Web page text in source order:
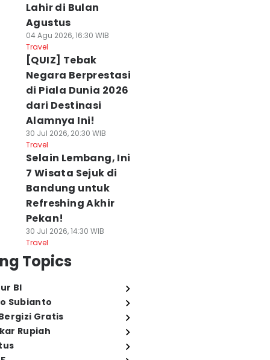
Lahir di Bulan
Agustus
04 Agu 2026, 16:30 WIB
Travel
[QUIZ] Tebak
Negara Berprestasi
di Piala Dunia 2026
dari Destinasi
Alamnya Ini!
30 Jul 2026, 20:30 WIB
Travel
Selain Lembang, Ini
7 Wisata Sejuk di
Bandung untuk
Refreshing Akhir
Pekan!
30 Jul 2026, 14:30 WIB
Travel
Topics
BI
Subianto
Gratis
Rupiah